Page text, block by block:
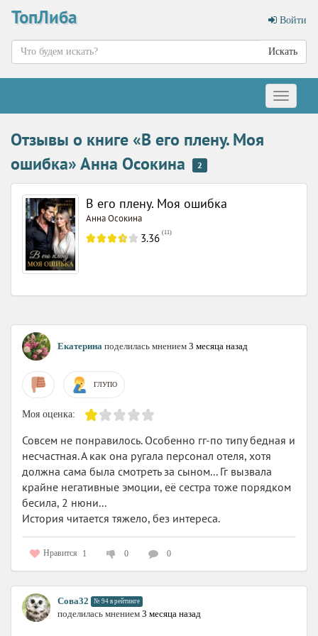
ТопЛиба Войти
Искать
Меню
Отзывы о книге «В его плену. Моя
ошибка» Анна Осокина
2
В его плену. Моя ошибка
Анна Осокина
3.36 (11)
Екатерина поделилась мнением 3 месяца назад
ГЛУПО
Моя оценка:
Совсем не понравилось. Особенно гг-по типу бедная и
несчастная. А как она ругала персонал отеля, хотя
должна сама была смотреть за сыном... Гг вызвала
крайне негативные эмоции, её сестра тоже порядком
бесила, 2 нюни...
История читается тяжело, без интереса.
Нравится 1 0 0
Сова32 № 94 в рейтинге
поделилась мнением 3 месяца назад